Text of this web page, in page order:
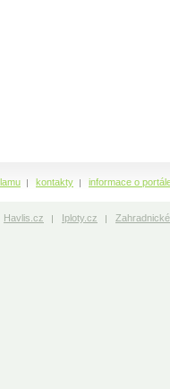
kontakty informace o
Havlis.cz Iploty.cz